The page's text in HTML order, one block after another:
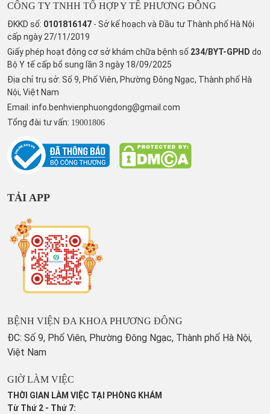
CÔNG TY TNHH TỔ HỢP Y TẾ PHƯƠNG ĐÔNG
ĐKKD số: 0101816147 - Sở kế hoạch và Đầu tư Thành phố Hà Nội
cấp ngày 27/11/2019
Giấy phép hoạt động cơ sở khám chữa bệnh số 234/BYT-GPHD do
Bộ Y tế cấp bổ sung lần 3 ngày 18/09/2025
Địa chỉ trụ sở: Số 9, Phố Viên, Phường Đông Ngạc, Thành phố Hà
Nội, Việt Nam
Email: info.benhvienphuongdong@gmail.com
Tổng đài tư vấn: 19001806
TẢI APP
BỆNH VIỆN ĐA KHOA PHƯƠNG ĐÔNG
ĐC: Số 9, Phố Viên, Phường Đông Ngạc, Thành phố Hà Nội,
Việt Nam
GIỜ LÀM VIỆC
THỜI GIAN LÀM VIỆC TẠI PHÒNG KHÁM
Từ Thứ 2 - Thứ 7: